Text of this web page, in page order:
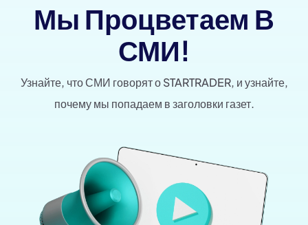
Мы Процветаем В
СМИ!
Узнайте, что СМИ говорят о STARTRADER, и узнайте,
почему мы попадаем в заголовки газет.